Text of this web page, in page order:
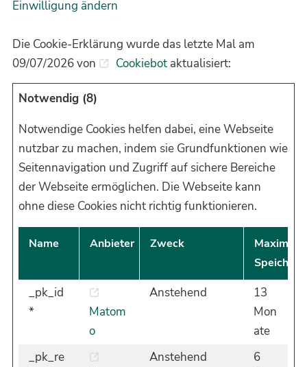
Einwilligung ändern
Die Cookie-Erklärung wurde das letzte Mal am
09/07/2026 von
Cookiebotaktualisiert:
Notwendig (8)
Notwendige Cookies helfen dabei, eine Webseite
nutzbar zu machen, indem sie Grundfunktionen wie
Seitennavigation und Zugriff auf sichere Bereiche
der Webseite ermöglichen. Die Webseite kann
ohne diese Cookies nicht richtig funktionieren.
Name Anbieter Zweck
Maximale
_pk_id
*
Matom
o
Anstehend
13
Mon
ate
_pk_re
Anstehend
6